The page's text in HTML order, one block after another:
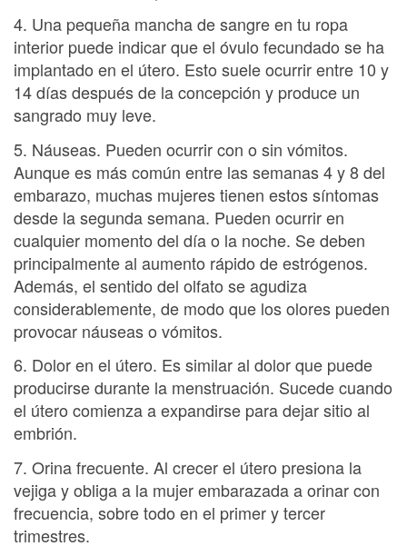
4. Una pequeña mancha de sangre en tu ropa
interior puede indicar que el óvulo fecundado se ha
implantado en el útero. Esto suele ocurrir entre 10 y
14 días después de la concepción y produce un
sangrado muy leve.
5. Náuseas. Pueden ocurrir con o sin vómitos.
Aunque es más común entre las semanas 4 y 8 del
embarazo, muchas mujeres tienen estos síntomas
desde la segunda semana. Pueden ocurrir en
cualquier momento del día o la noche. Se deben
principalmente al aumento rápido de estrógenos.
Además, el sentido del olfato se agudiza
considerablemente, de modo que los olores pueden
provocar náuseas o vómitos.
6. Dolor en el útero. Es similar al dolor que puede
producirse durante la menstruación. Sucede cuando
el útero comienza a expandirse para dejar sitio al
embrión.
7. Orina frecuente. Al crecer el útero presiona la
vejiga y obliga a la mujer embarazada a orinar con
frecuencia, sobre todo en el primer y tercer
trimestres.